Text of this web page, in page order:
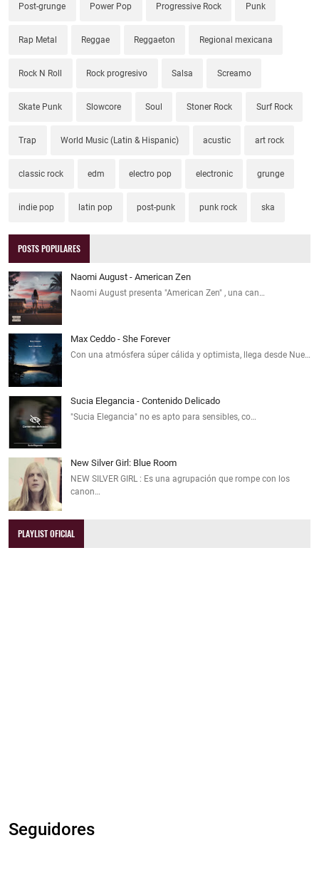
Post-grunge Power Pop Progressive Rock Punk
Rap Metal Reggae Reggaeton Regional mexicana
Rock N Roll Rock progresivo Salsa Screamo
Skate Punk Slowcore Soul Stoner Rock Surf Rock
Trap World Music (Latin & Hispanic) acustic art rock
classic rock edm electro pop electronic grunge
indie pop latin pop post-punk punk rock ska
POSTS POPULARES
Naomi August - American Zen
Naomi August presenta "American Zen" , una can…
Max Ceddo - She Forever
Con una atmósfera súper cálida y optimista, llega desde Nue…
Sucia Elegancia - Contenido Delicado
"Sucia Elegancia" no es apto para sensibles, co…
New Silver Girl: Blue Room
NEW SILVER GIRL : Es una agrupación que rompe con los
canon…
PLAYLIST OFICIAL
Seguidores